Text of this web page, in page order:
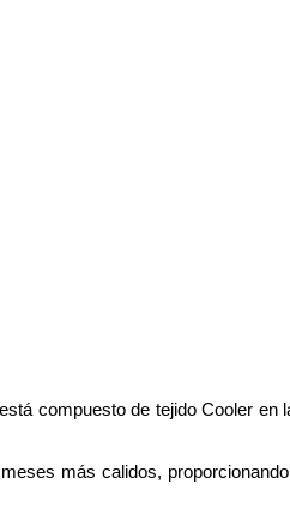
compuesto de tejido Cooler en
más calidos,